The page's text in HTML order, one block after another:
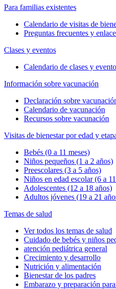
Para familias existentes
Calendario de visitas de
Preguntas frecuentes y
Clases y eventos
Calendario de clases y
Información sobre vacunación
Declaración sobre
Calendario de vacunación
Recursos sobre vacunación
Visitas de bienestar por edad y
Bebés (0 a 11 meses)
Niños pequeños (1 a 2 años)
Preescolares (3 a 5 años)
Niños en edad escolar (6 a
Adolescentes (12 a 18 años)
Adultos jóvenes (19 a 21
Temas de salud
Ver todos los temas de salud
Cuidado de bebés y niños
atención pediátrica general
Crecimiento y desarrollo
Nutrición y alimentación
Bienestar de los padres
Embarazo y preparación